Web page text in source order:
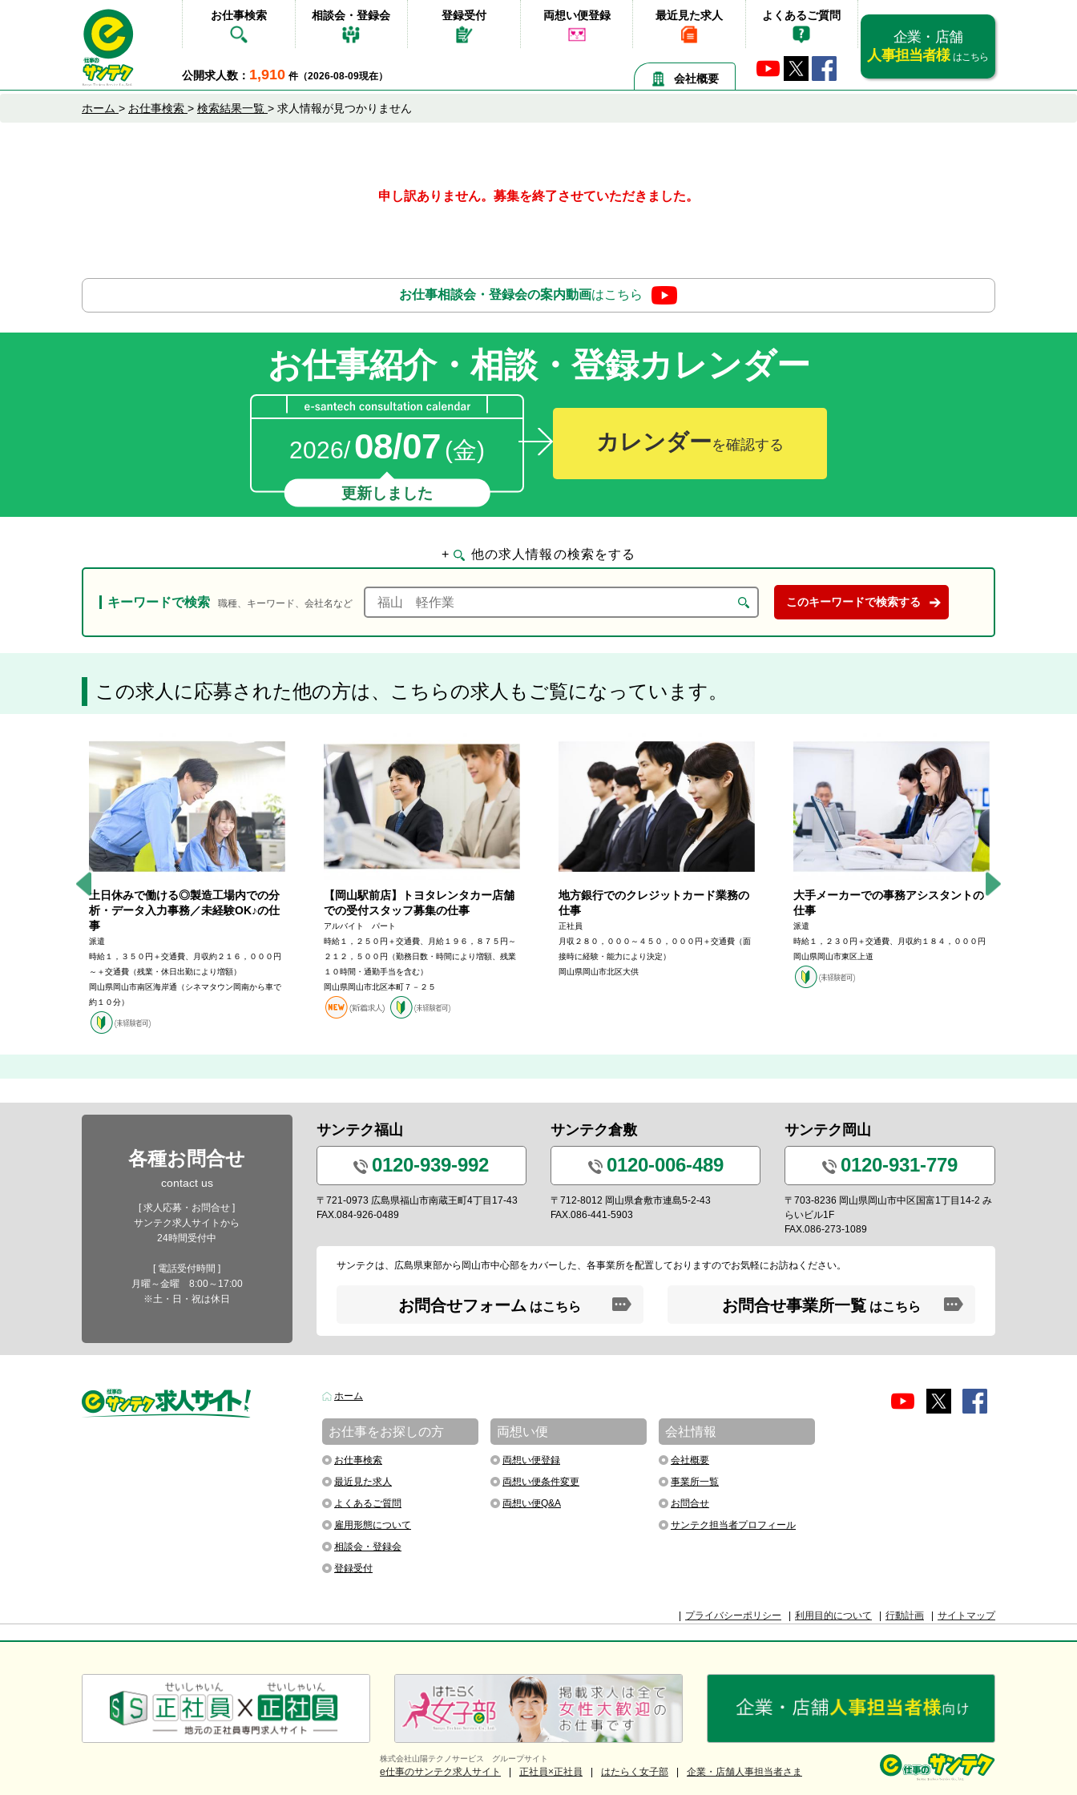
お仕事検索 相談会・登録会 登録受付 両想い便登録 最近見た求人 よくあるご質問
企業・店舗
人事担当者様 はこちら
公開求人数： 1,910 件（2026-08-09現在） 会社概要
ホーム > お仕事検索 > 検索結果一覧 > 求人情報が見つかりません
申し訳ありません。募集を終了させていただきました。
お仕事相談会・登録会の案内動画はこちら
お仕事紹介・相談・登録カレンダー
2026/08/07 (金)
更新しました
カレンダーを確認する
+ 他の求人情報の検索をする
キーワードで検索 職種、キーワード、会社名など
この求人に応募された他の方は、こちらの求人もご覧になっています。
土日休みで働ける◎製造工場内での分
析・データ入力事務／未経験OK♪の仕
事
派遣
時給１，３５０円＋交通費、月収約２１６，０００円
～＋交通費（残業・休日出勤により増額）
岡山県岡山市南区海岸通（シネマタウン岡南から車で
約１０分）
【岡山駅前店】トヨタレンタカー店舗
での受付スタッフ募集の仕事
アルバイト パート
時給１，２５０円＋交通費、月給１９６，８７５円～
２１２，５００円（勤務日数・時間により増額、残業
１０時間・通勤手当を含む）
岡山県岡山市北区本町７－２５
地方銀行でのクレジットカード業務の
仕事
正社員
月収２８０，０００～４５０，０００円＋交通費（面
接時に経験・能力により決定）
岡山県岡山市北区大供
大手メーカーでの事務アシスタントの
仕事
派遣
時給１，２３０円＋交通費、月収約１８４，０００円
岡山県岡山市東区上道
各種お問合せ
contact us
[ 求人応募・お問合せ ]
サンテク求人サイトから
24時間受付中
[ 電話受付時間 ]
月曜～金曜 8:00～17:00
※土・日・祝は休日
サンテク福山
0120-939-992
〒721-0973 広島県福山市南蔵王町4丁目17-43
FAX.084-926-0489
サンテク倉敷
0120-006-489
〒712-8012 岡山県倉敷市連島5-2-43
FAX.086-441-5903
サンテク岡山
0120-931-779
〒703-8236 岡山県岡山市中区国富1丁目14-2 み
らいビル1F
FAX.086-273-1089
サンテクは、広島県東部から岡山市中心部をカバーした、各事業所を配置しておりますのでお気軽にお訪ねください。
お問合せフォーム はこちら お問合せ事業所一覧 はこちら
ホーム
お仕事をお探しの方
お仕事検索
最近見た求人
よくあるご質問
雇用形態について
相談会・登録会
登録受付
両想い便
両想い便登録
両想い便条件変更
両想い便Q&A
会社情報
会社概要
事業所一覧
お問合せ
サンテク担当者プロフィール
プライバシーポリシー 利用目的について 行動計画 サイトマップ
株式会社山陽テクノサービス グループサイト
e仕事のサンテク求人サイト 正社員×正社員 はたらく女子部 企業・店舗人事担当者さま